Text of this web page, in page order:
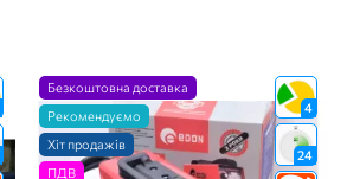
4
24
Безкоштовна доставка
Рекомендуємо
Хіт продажів
ПДВ